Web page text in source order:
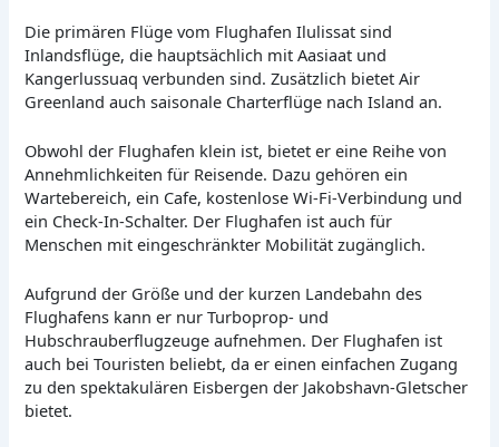
Die primären Flüge vom Flughafen Ilulissat sind
Inlandsflüge, die hauptsächlich mit Aasiaat und
Kangerlussuaq verbunden sind. Zusätzlich bietet Air
Greenland auch saisonale Charterflüge nach Island an.
Obwohl der Flughafen klein ist, bietet er eine Reihe von
Annehmlichkeiten für Reisende. Dazu gehören ein
Wartebereich, ein Cafe, kostenlose Wi-Fi-Verbindung und
ein Check-In-Schalter. Der Flughafen ist auch für
Menschen mit eingeschränkter Mobilität zugänglich.
Aufgrund der Größe und der kurzen Landebahn des
Flughafens kann er nur Turboprop- und
Hubschrauberflugzeuge aufnehmen. Der Flughafen ist
auch bei Touristen beliebt, da er einen einfachen Zugang
zu den spektakulären Eisbergen der Jakobshavn-Gletscher
bietet.